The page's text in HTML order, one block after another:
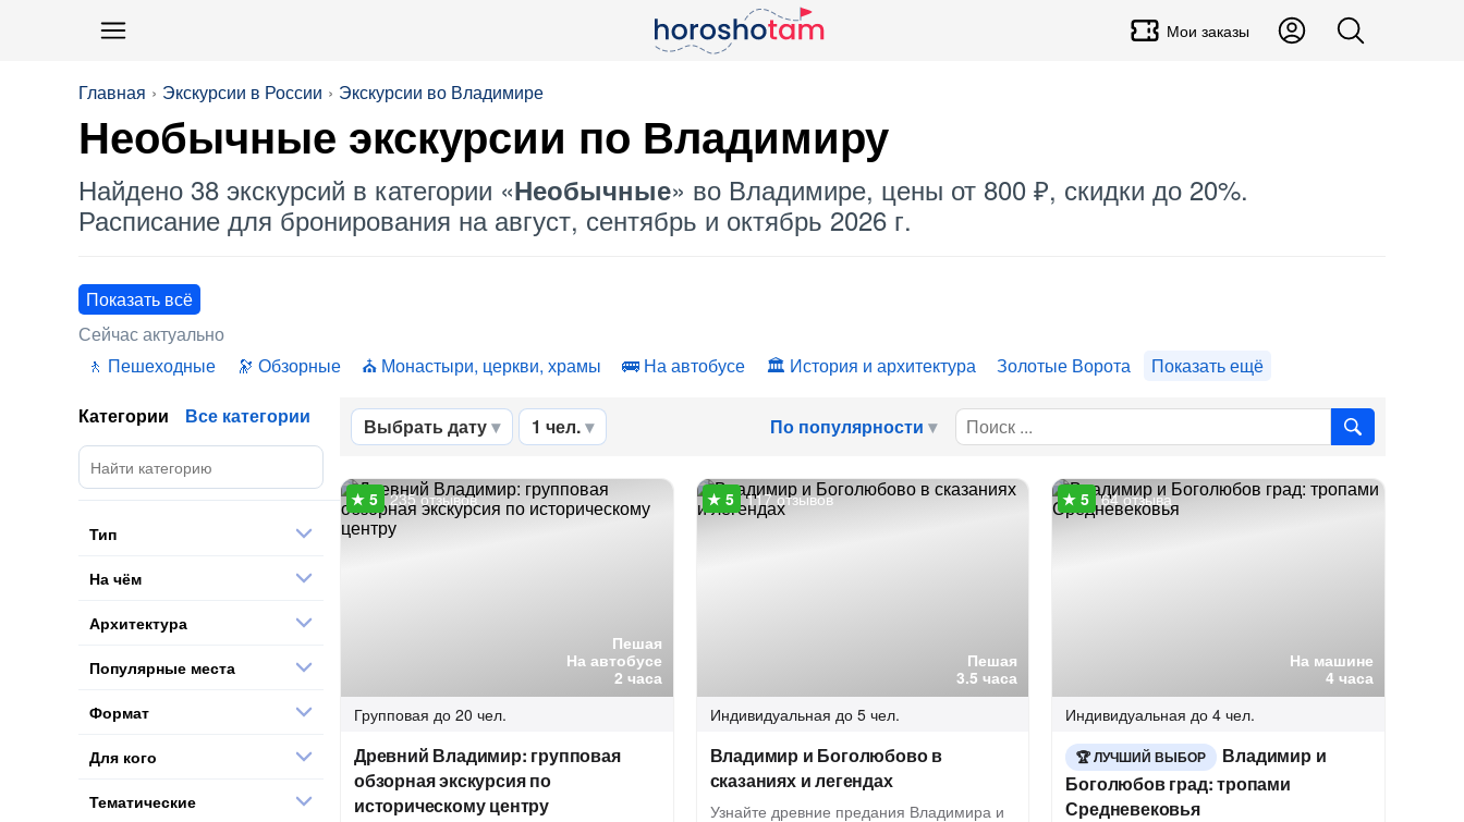
Мои заказы
Главная Экскурсии в России Экскурсии во Владимире
Необычные экскурсии по Владимиру
Найдено 38 экскурсий в категории «Необычные» во Владимире, цены от 800 ₽, скидки до 20%.
Расписание для бронирования на август, сентябрь и октябрь 2026 г.
Показать всё
Сейчас актуально
Пешеходные
Обзорные Монастыри, церкви, храмы На автобусе История и архитектура Золотые Ворота Показать ещё
Выбрать дату 1 чел. По популярности
Пешая
На автобусе
2 часа
235 отзывов
Групповая до 20 чел.
Древний Владимир: групповая
обзорная экскурсия по
историческому центру
Пешая
3.5 часа
117 отзывов
Индивидуальная до 5 чел.
Владимир и Боголюбово в
сказаниях и легендах
Узнайте древние предания Владимира и
На машине
4 часа
64 отзыва
Индивидуальная до 4 чел.
ЛУЧШИЙ ВЫБОР
Владимир и
Боголюбов град: тропами
Средневековья
Категории Все категории
Тип
На чём
Архитектура
Популярные места
Формат
Для кого
Тематические